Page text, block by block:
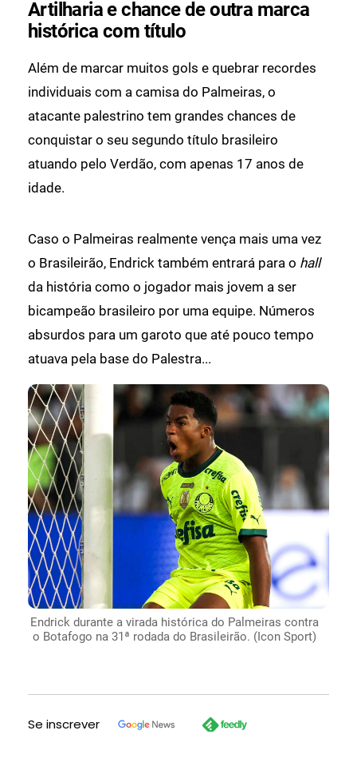
Artilharia e chance de outra marca
histórica com título
Além de marcar muitos gols e quebrar recordes
individuais com a camisa do Palmeiras, o
atacante palestrino tem grandes chances de
conquistar o seu segundo título brasileiro
atuando pelo Verdão, com apenas 17 anos de
idade.
Caso o Palmeiras realmente vença mais uma vez
o Brasileirão, Endrick também entrará para o hall
da história como o jogador mais jovem a ser
bicampeão brasileiro por uma equipe. Números
absurdos para um garoto que até pouco tempo
atuava pela base do Palestra...
Endrick durante a virada histórica do Palmeiras contra
o Botafogo na 31ª rodada do Brasileirão. (Icon Sport)
Se inscrever